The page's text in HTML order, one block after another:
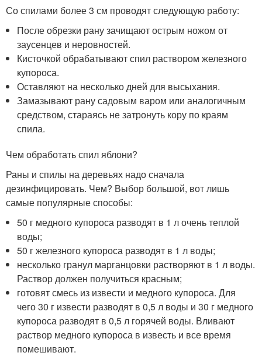
Со спилами более 3 см проводят следующую работу:
После обрезки рану зачищают острым ножом от
заусенцев и неровностей.
Кисточкой обрабатывают спил раствором железного
купороса.
Оставляют на несколько дней для высыхания.
Замазывают рану садовым варом или аналогичным
средством, стараясь не затронуть кору по краям
спила.
Чем обработать спил яблони?
Раны и спилы на деревьях надо сначала
дезинфицировать. Чем? Выбор большой, вот лишь
самые популярные способы:
50 г медного купороса разводят в 1 л очень теплой
воды;
50 г железного купороса разводят в 1 л воды;
несколько гранул марганцовки растворяют в 1 л воды.
Раствор должен получиться красным;
готовят смесь из извести и медного купороса. Для
чего 30 г извести разводят в 0,5 л воды и 30 г медного
купороса разводят в 0,5 л горячей воды. Вливают
раствор медного купороса в известь и все время
помешивают.